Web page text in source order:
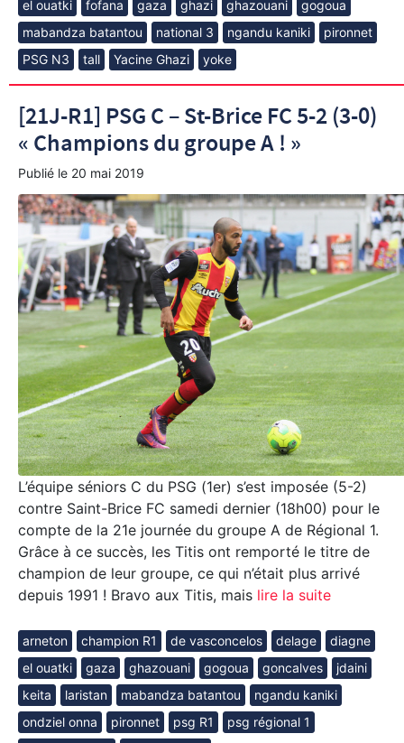
el ouatki
fofana gaza ghazi ghazouani
gogoua
mabandza batantou
national 3 ngandu kaniki
pironnet
PSG N3
tall Yacine Ghazi yoke
[21J-R1] PSG C – St-Brice FC 5-2 (3-0)
« Champions du groupe A ! »
Publié le 20 mai 2019
L’équipe séniors C du PSG (1er) s’est imposée (5-2)
contre Saint-Brice FC samedi dernier (18h00) pour le
compte de la 21e journée du groupe A de Régional 1.
Grâce à ce succès, les Titis ont remporté le titre de
champion de leur groupe, ce qui n’était plus arrivé
depuis 1991 ! Bravo aux Titis, mais lire la suite
arneton champion R1 de vasconcelos delage
diagne
el ouatki
gaza ghazouani gogoua goncalves
jdaini
keita
laristan mabandza batantou
ngandu kaniki
ondziel onna
pironnet psg R1
psg régional 1